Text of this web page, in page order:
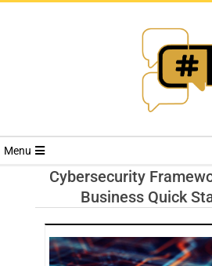
Menu
Cybersecurity
Business Quick